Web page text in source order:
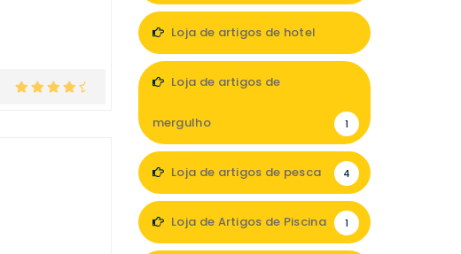
Loja de artigos de hotel
Loja de artigos de
mergulho 1
Loja de artigos de pesca 4
Loja de Artigos de Piscina 1